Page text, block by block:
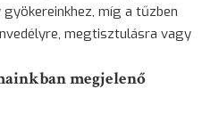
míg a tűzben
megtisztulásra vagy
megjelenő